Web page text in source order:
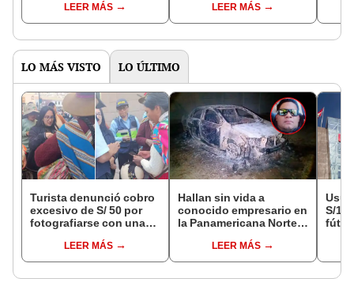
pesadilla para los
animales"
LEER MÁS
captaron el momento
LEER MÁS
su
LO MÁS VISTO LO ÚLTIMO
Turista denunció cobro
excesivo de S/ 50 por
fotografiarse con una
Serenazgo recuperó el
dinero
LEER MÁS
Hallan sin vida a
conocido empresario en
la Panamericana Norte
Sullana, Piura
LEER MÁS
S/